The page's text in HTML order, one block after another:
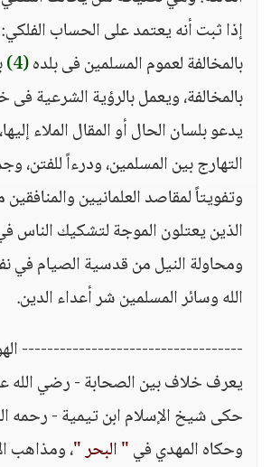
إذا ثبت أنه يعتمد على الحساب
بالمخالفة لعموم المسلمين فى بلده(4)
بالمخالفة، ويعمل بالرؤية الشرعية فى
يدعو بلسان الحال أو المقال الملاء
التهارج بين المسلمين، ودرءاً للفتن،
وتفويتاً لمقاصد العلمانيين
الذين يعتلون الموجة لتشكيك الناس
ومحاولة النيل من قدسية الصيام في
الله وسائر المسلمين شر أعداء الدين.
-----------------------------------
يعرف خلاف بين الصحابة - رضي الله
حكى شيخ الإسلام ابن تيمية - رحمه
وحكاه المهدي في" البحر "، ومذاهب